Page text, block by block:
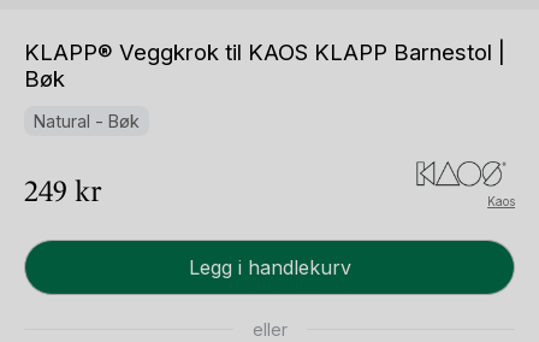
KLAPP® Veggkrok til KAOS KLAPP Barnestol |
Bøk
Natural - Bøk
249 kr Kaos
KLAPP®
Veggkrok
Legg i handlekurv
eller